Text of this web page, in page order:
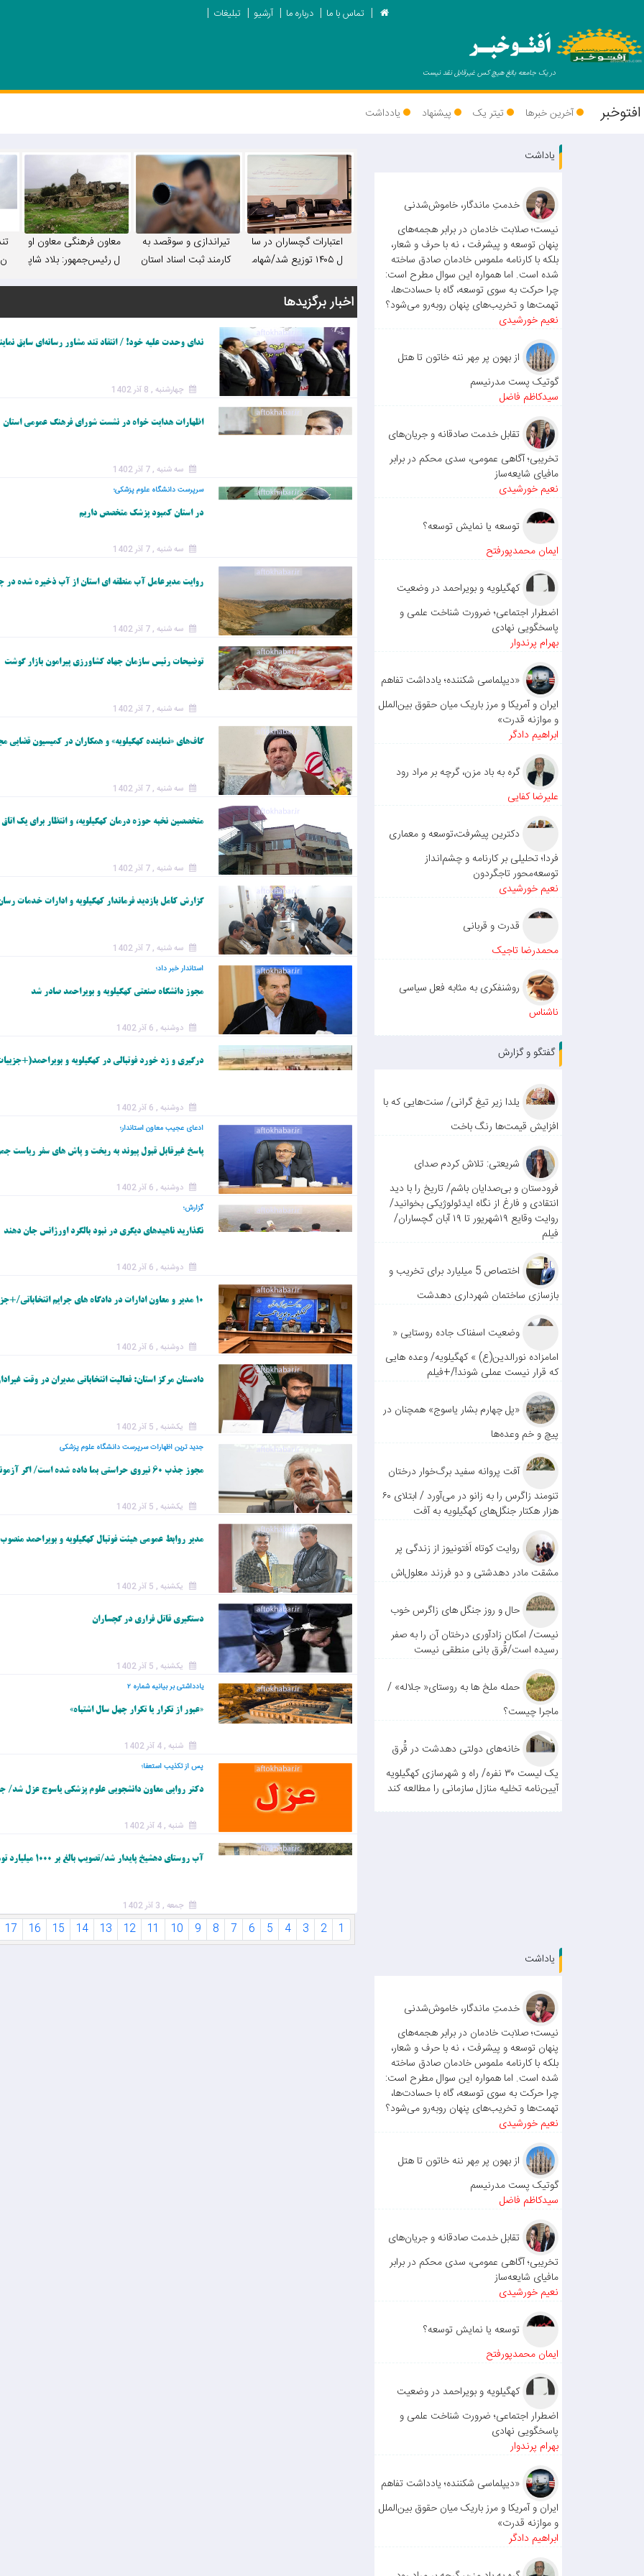
تماس با ما درباره ما آرشیو تبلیغات
اَفتـوخبـر
در یک جامعه بالغ هیچ کس غیرقابل نقد نیست
افتوخبر آخرین خبرها تیتر یک پیشنهاد یادداشت
یاداشت
خدمتِ ماندگار، خاموش‌شدنی
نیست؛ صلابت خادمان در برابر هجمه‌های
پنهان توسعه و پیشرفت ، نه با حرف و شعار،
بلکه با کارنامه ملموس خادمان صادق ساخته
شده است. اما همواره این سوال مطرح است:
چرا حرکت به سوی توسعه، گاه با حسادت‌ها،
تهمت‌ها و تخریب‌های پنهان روبه‌رو می‌شود؟
نعیم خورشیدی
از بهون پر مِهر ننه خاتون تا هتل
گوتیک پست مدرنیسم
سیدکاظم فاضل
تقابل خدمت صادقانه و جریان‌های
تخریبی؛ آگاهی عمومی، سدی محکم در برابر
مافیای شایعه‌ساز
نعیم خورشیدی
توسعه یا نمایش توسعه؟
ایمان محمدپورفتح
کهگیلویه و بویراحمد در وضعیت
اضطرار اجتماعی؛ ضرورت شناخت علمی و
پاسخگویی نهادی
بهرام پرندوار
«دیپلماسی شکننده؛ یادداشت تفاهم
ایران و آمریکا و مرز باریک میان حقوق بین‌الملل
و موازنه قدرت»
ابراهیم دادگر
گره به باد مزن، گرچه بر مراد رود
علیرضا کفایی
دکترین پیشرفت،توسعه و معماری
فردا؛ تحلیلی بر کارنامه و چشم‌انداز
توسعه‌محور تاجگردون
نعیم خورشیدی
قدرت و قربانی
محمدرضا تاجیک
روشنفکری به مثابه فعل سیاسی
ناشناس
گفتگو و گزارش
یلدا زیر تیغ گرانی/ سنت‌هایی که با
افزایش قیمت‌ها رنگ باخت
شریعتی: تلاش کردم صدای
فرودستان و بی‌صدایان باشم/ تاریخ را با دید
انتقادی و فارغ از نگاه ایدئولوژیکی بخوانید/
روایت وقایع ۱۹شهریور تا ۱۹ آبان گچساران/
فیلم
اختصاص 5 میلیارد برای تخریب و
بازسازی ساختمان شهرداری دهدشت
وضعیت اسفناک جاده روستایی «
امامزاده نورالدین(ع) » کهگیلویه/ وعده هایی
که قرار نیست عملی شوند!/+فیلم
«پل چهارم بشار یاسوج» همچنان در
پیچ و خم وعده‌ها
آفت پروانه سفید برگ‌خوار درختان
تنومند زاگرس را به زانو در می‌آورد / ابتلای ۶۰
هزار هکتار جنگل‌های کهگیلویه به آفت
روایت کوتاه اَفتونیوز از زندگی پر
مشقت مادر دهدشتی و دو فرزند معلول‌اش
حال و روز جنگل های زاگرس خوب
نیست/ امکان زادآوری درختان آن را به صفر
رسیده است/قُرق بانی منطقی نیست
حمله ملخ ها به روستای« جلاله» /
ماجرا چیست؟
خانه‌های دولتی دهدشت در قُرق
یک لیست ۳۰ نفره/ راه و شهرسازی کهگیلویه
آیین‌نامه تخلیه منازل سازمانی را مطالعه کند
اعتبارات گچساران در سا
ل ۱۴۰۵ توزیع شد/شهام
ستانی و استانی ارزیابی
می‌شود/ مهم‌ترین مشک
لات پروژه‌های عمرانی ا
ستان از دید سازمان برنا
مه و بودجه چیست؟!/ م
قیمی خطاب به مدیران
کل: ریال‌به‌ریال اعتبارات گ
چساران را برای مدیران
شهرستانی تشریح کنید
تیراندازی و سوقصد به
کارمند ثبت اسناد استان
معاون فرهنگی معاون او
ل رئیس‌جمهور: بلاد شاپ
را دارد
اخبار برگزیدها
ندای وحدت علیه خود! / انتقاد تند مشاور رسانه‌ای سابق
چهارشنبه , 8 آذر 1402
اظهارات هدایت خواه در نشست شورای فرهنگ عمومی استان
سه شنبه , 7 آذر 1402
سرپرست دانشگاه علوم پزشکی؛
در استان کمبود پزشک متخصص داریم
سه شنبه , 7 آذر 1402
روایت مدیرعامل آب منطقه ای استان از آب ذخیره شده در
سه شنبه , 7 آذر 1402
توضیحات رئیس سازمان جهاد کشاورزی پیرامون بازار گوشت
سه شنبه , 7 آذر 1402
گاف‌های «نماینده کهگیلویه» و همکاران در کمیسیون
سه شنبه , 7 آذر 1402
متخصصین نخبه حوزه درمان کهگیلویه، و انتظار برای یک اتاق
سه شنبه , 7 آذر 1402
گزارش کامل بازدید فرماندار کهگیلویه و ادارات خدمات
سه شنبه , 7 آذر 1402
استاندار خبر داد؛
مجوز دانشگاه صنعتی کهگیلویه و بویراحمد صادر شد
دوشنبه , 6 آذر 1402
درگیری و زد خورد فوتبالی در کهگیلویه و
دوشنبه , 6 آذر 1402
ادعای عجیب معاون استاندار؛
پاسخ غیرقابل قبول پیوند به ریخت و پاش های سفر ریاست
دوشنبه , 6 آذر 1402
گزارش؛
نگذارید ناهیدهای دیگری در نبود بالگرد اورژانس جان دهند
دوشنبه , 6 آذر 1402
۱۰ مدیر و معاون ادارات در دادگاه های جرایم انتخاباتی/+جزئیات
دوشنبه , 6 آذر 1402
دادستان مرکز استان: فعالیت انتخاباتی مدیران در وقت
یکشنبه , 5 آذر 1402
جدید ترین اظهارات سرپرست دانشگاه علوم پزشکی
مجوز جذب ۶۰ نیروی حراستی بما داده شده است/ اگر آزمونی برگزار شود به مردم اطلاع میدهیم
یکشنبه , 5 آذر 1402
مدیر روابط عمومی هیئت فوتبال کهگیلویه و بویراحمد
یکشنبه , 5 آذر 1402
دستگیری قاتل فراری در گچساران
یکشنبه , 5 آذر 1402
یادداشتی بر بیانیه شماره ۲
«عبور از تکرار یا تکرار چهل سال اشتباه»
شنبه , 4 آذر 1402
پس از تکذیب استعفا؛
دکتر روایی معاون دانشجویی علوم پزشکی یاسوج عزل شد/
شنبه , 4 آذر 1402
آب روستای دهشیخ پایدار شد/تصویب بالغ بر ۱۰۰۰ میلیارد تومان اعتبار برای آبرسانی در کهگیلویه و بویراحمد
جمعه , 3 آذر 1402
1
2
3
4
5
6
7
8
9
10
11
12
13
14
15
16
17
یاداشت
خدمتِ ماندگار، خاموش‌شدنی
نیست؛ صلابت خادمان در برابر هجمه‌های
پنهان توسعه و پیشرفت ، نه با حرف و شعار،
بلکه با کارنامه ملموس خادمان صادق ساخته
شده است. اما همواره این سوال مطرح است:
چرا حرکت به سوی توسعه، گاه با حسادت‌ها،
تهمت‌ها و تخریب‌های پنهان روبه‌رو می‌شود؟
نعیم خورشیدی
از بهون پر مِهر ننه خاتون تا هتل
گوتیک پست مدرنیسم
سیدکاظم فاضل
تقابل خدمت صادقانه و جریان‌های
تخریبی؛ آگاهی عمومی، سدی محکم در برابر
مافیای شایعه‌ساز
نعیم خورشیدی
توسعه یا نمایش توسعه؟
ایمان محمدپورفتح
کهگیلویه و بویراحمد در وضعیت
اضطرار اجتماعی؛ ضرورت شناخت علمی و
پاسخگویی نهادی
بهرام پرندوار
«دیپلماسی شکننده؛ یادداشت تفاهم
ایران و آمریکا و مرز باریک میان حقوق بین‌الملل
و موازنه قدرت»
ابراهیم دادگر